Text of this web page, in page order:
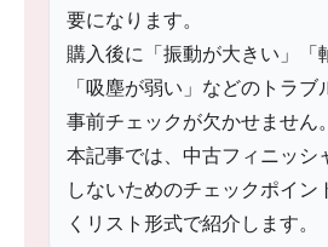
要になります。
購入後に「振動が大きい」「
「吸塵が弱い」などのトラブ
事前チェックが欠かせません。
本記事では、中古フィニッシ
しないためのチェックポイン
くリスト形式で紹介します。